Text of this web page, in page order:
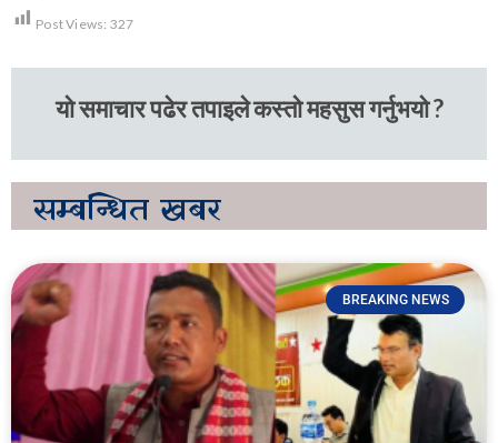
Post Views: 327
यो समाचार पढेर तपाइले कस्तो महसुस गर्नुभयो ?
सम्बन्धित खबर
BREAKING NEWS